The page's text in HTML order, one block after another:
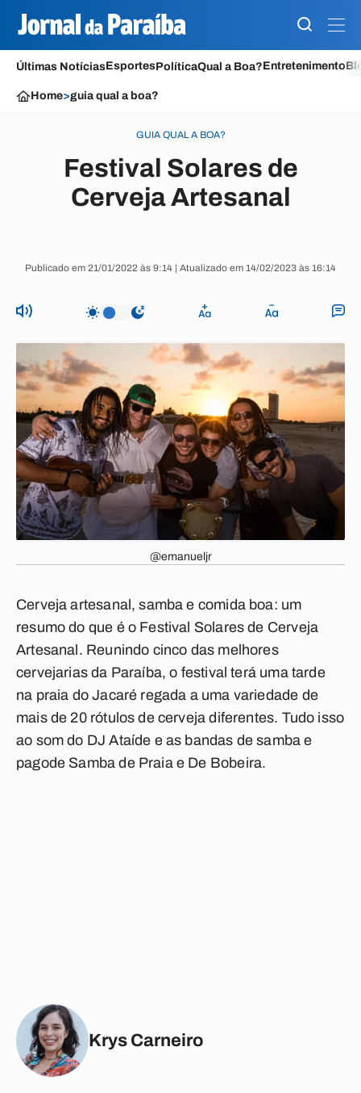
Últimas NotíciasEsportesPolíticaQual a Boa?Entretenimento
Home>guia qual a boa?
GUIA QUAL A BOA?
Festival Solares de
Cerveja Artesanal
Publicado em 21/01/2022 às 9:14 | Atualizado em 14/02/2023 às 16:14
@emanueljr
Cerveja artesanal, samba e comida boa: um
resumo do que é o Festival Solares de Cerveja
Artesanal. Reunindo cinco das melhores
cervejarias da Paraíba, o festival terá uma tarde
na praia do Jacaré regada a uma variedade de
mais de 20 rótulos de cerveja diferentes. Tudo isso
ao som do DJ Ataíde e as bandas de samba e
pagode Samba de Praia e De Bobeira.
Krys Carneiro